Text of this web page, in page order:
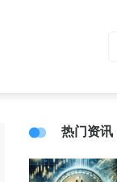
热门资讯